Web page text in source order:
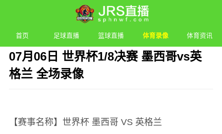
首页 足球直播 篮球直播 体育录像 体育资讯
07月06日 世界杯1/8决赛 墨西哥vs英
格兰 全场录像
【赛事名称】世界杯 墨西哥 VS 英格兰